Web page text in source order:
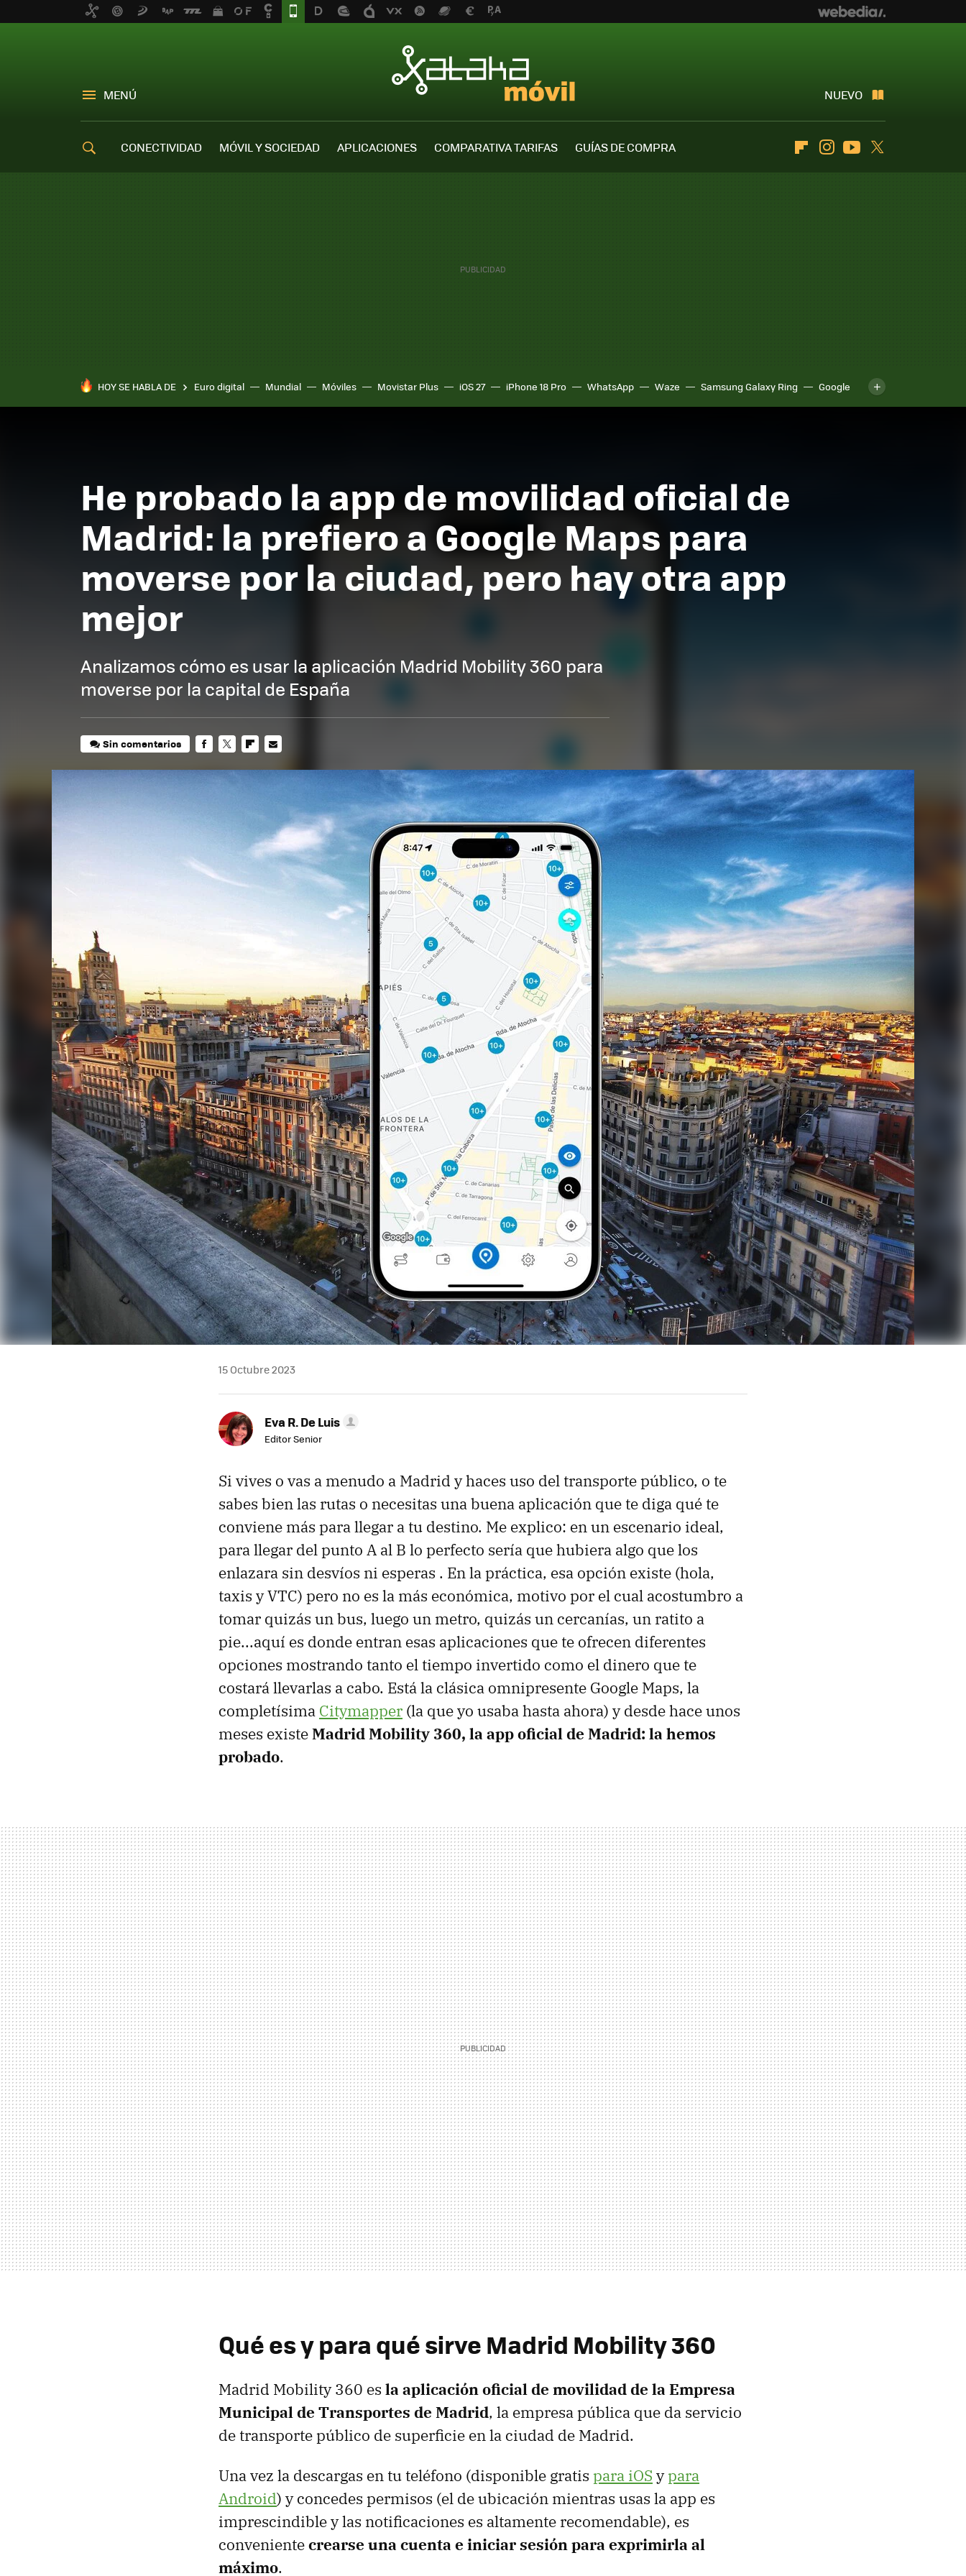
MENÚ NUEVO
CONECTIVIDAD MÓVIL Y SOCIEDAD APLICACIONES COMPARATIVA TARIFAS
GUÍAS DE COMPRA
FlipboardInstagramYoutube
HOY SE HABLA DE Euro digital Mundial Móviles Movistar Plus iOS 27 iPhone 18 Pro WhatsApp Waze Samsung Galaxy Ring
Google
Pixel 10a
He probado la app de movilidad oficial de
Madrid: la prefiero a Google Maps para
moverse por la ciudad, pero hay otra app
mejor
Analizamos cómo es usar la aplicación Madrid Mobility 360 para
moverse por la capital de España
Sin comentarios
15 Octubre 2023
Eva R. De Luis
Editor Senior
Si vives o vas a menudo a Madrid y haces uso del transporte público, o te
sabes bien las rutas o necesitas una buena aplicación que te diga qué te
conviene más para llegar a tu destino. Me explico: en un escenario ideal,
para llegar del punto A al B lo perfecto sería que hubiera algo que los
enlazara sin desvíos ni esperas . En la práctica, esa opción existe (hola,
taxis y VTC) pero no es la más económica, motivo por el cual acostumbro a
tomar quizás un bus, luego un metro, quizás un cercanías, un ratito a
pie...aquí es donde entran esas aplicaciones que te ofrecen diferentes
opciones mostrando tanto el tiempo invertido como el dinero que te
costará llevarlas a cabo. Está la clásica omnipresente Google Maps, la
completísima Citymapper (la que yo usaba hasta ahora) y desde hace unos
meses existeMadrid Mobility 360, la app oficial de Madrid: la hemos
probado.
Qué es y para qué sirveMadrid Mobility 360
Madrid Mobility 360 es la aplicación oficial de movilidad de la Empresa
Municipal de Transportes de Madrid, la empresa pública que da servicio
de transporte público de superficie en la ciudad de Madrid.
Una vez la descargas en tu teléfono (disponible gratis para iOS ypara
Android) y concedes permisos (el de ubicación mientras usas la app es
imprescindible y las notificaciones es altamente recomendable), es
convenientecrearse una cuenta e iniciar sesión para exprimirla al
máximo.